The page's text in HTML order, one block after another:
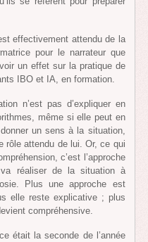
effectivement attendu de la
pour le narrateur que
un effet sur la pratique de
IBO et IA, en formation.
n’est pas d’expliquer en
même si elle peut en
un sens à la situation,
rôle attendu de lui. Or, ce qui
c’est l’approche
va réaliser de la situation à
Plus une approche est
elle reste explicative ; plus
compréhensive.
était la seconde de l’année